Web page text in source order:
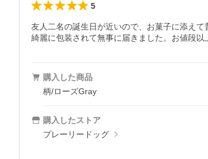
5
友人二名の誕生日が近いので、お菓子に添え
綺麗に包装されて無事に届きました。お値段
購入した商品
柄/ローズGray
購入したストア
プレーリードッグ